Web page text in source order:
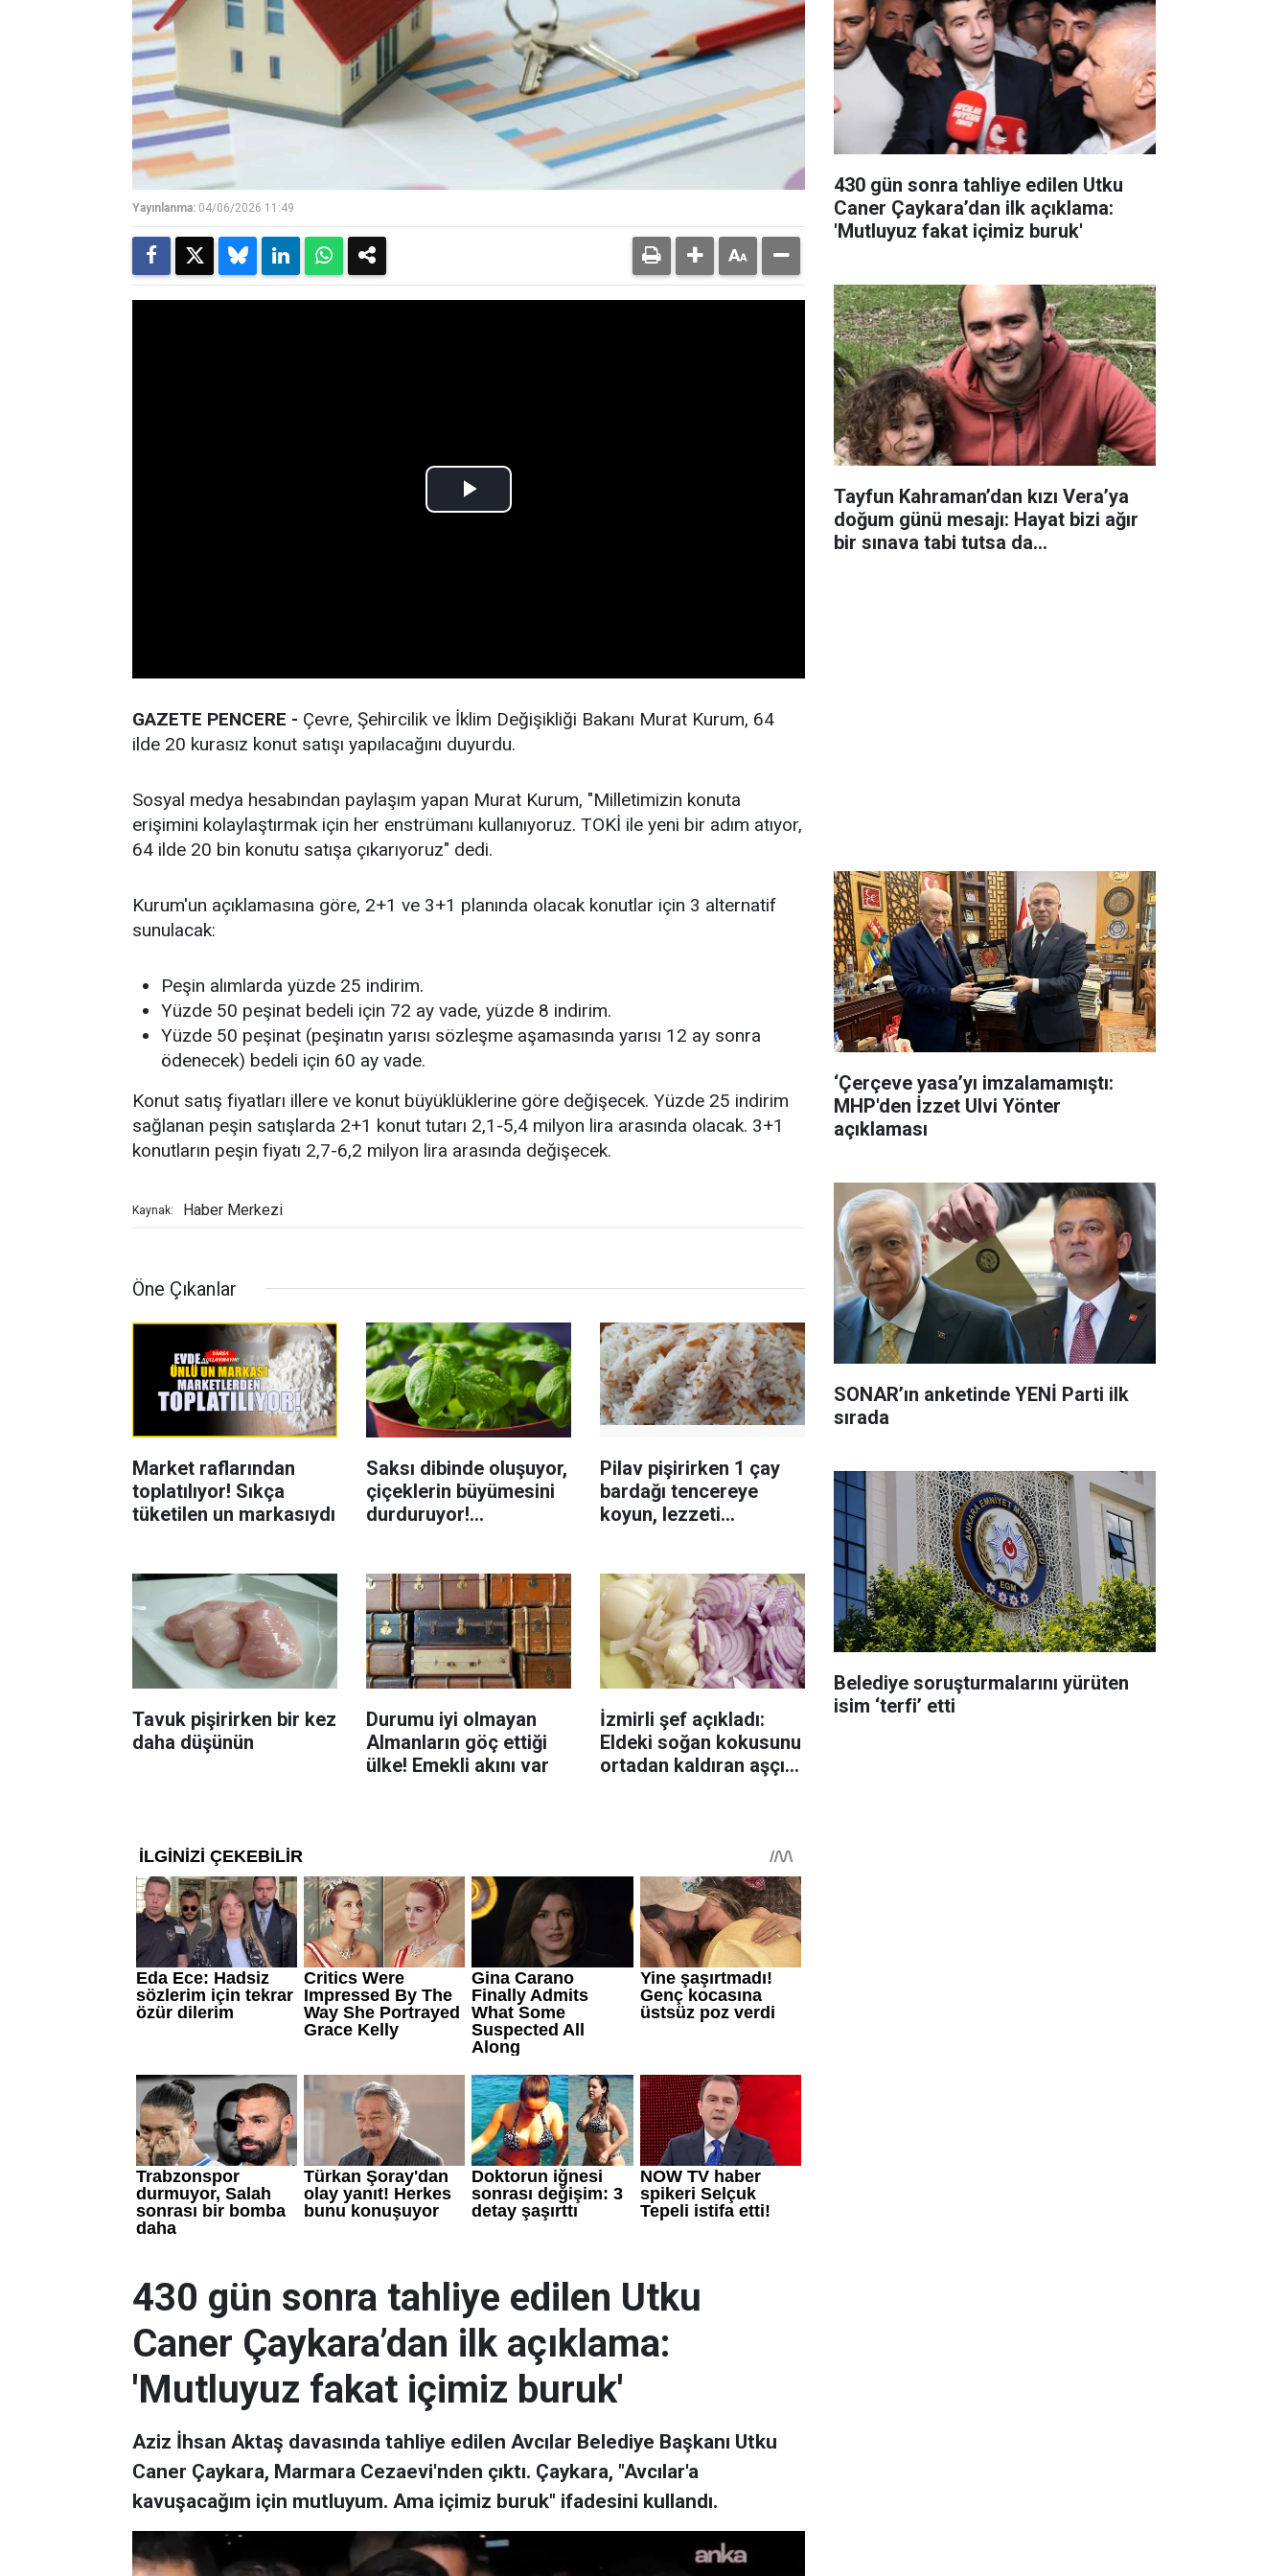
Yayınlanma: 04/06/2026 11:49
GAZETE PENCERE - Çevre, Şehircilik ve İklim Değişikliği Bakanı Murat Kurum, 64
ilde 20 kurasız konut satışı yapılacağını duyurdu.
Sosyal medya hesabından paylaşım yapan Murat Kurum, "Milletimizin konuta
erişimini kolaylaştırmak için her enstrümanı kullanıyoruz. TOKİ ile yeni bir adım atıyor,
64 ilde 20 bin konutu satışa çıkarıyoruz" dedi.
Kurum'un açıklamasına göre, 2+1 ve 3+1 planında olacak konutlar için 3 alternatif
sunulacak:
Peşin alımlarda yüzde 25 indirim.
Yüzde 50 peşinat bedeli için 72 ay vade, yüzde 8 indirim.
Yüzde 50 peşinat (peşinatın yarısı sözleşme aşamasında yarısı 12 ay sonra
ödenecek) bedeli için 60 ay vade.
Konut satış fiyatları illere ve konut büyüklüklerine göre değişecek. Yüzde 25 indirim
sağlanan peşin satışlarda 2+1 konut tutarı 2,1-5,4 milyon lira arasında olacak. 3+1
konutların peşin fiyatı 2,7-6,2 milyon lira arasında değişecek.
Kaynak: Haber Merkezi
Öne Çıkanlar
Market raflarından
toplatılıyor! Sıkça
tüketilen un markasıydı
Saksı dibinde oluşuyor,
çiçeklerin büyümesini
durduruyor!
Pilav pişirirken 1 çay
bardağı tencereye
koyun, lezzeti
Tavuk pişirirken bir kez
daha düşünün
Durumu iyi olmayan
Almanların göç ettiği
ülke! Emekli akını var
İzmirli şef açıkladı:
Eldeki soğan kokusunu
ortadan kaldıran aşçı
430 gün sonra tahliye edilen Utku
Caner Çaykara’dan ilk açıklama:
'Mutluyuz fakat içimiz buruk'
Tayfun Kahraman’dan kızı Vera’ya
doğum günü mesajı: Hayat bizi ağır
bir sınava tabi tutsa da...
‘Çerçeve yasa’yı imzalamamıştı:
MHP'den İzzet Ulvi Yönter
açıklaması
SONAR’ın anketinde YENİ Parti ilk
sırada
Belediye soruşturmalarını yürüten
isim ‘terfi’ etti
430 gün sonra tahliye edilen Utku
Caner Çaykara’dan ilk açıklama:
'Mutluyuz fakat içimiz buruk'
Aziz İhsan Aktaş davasında tahliye edilen Avcılar Belediye Başkanı Utku
Caner Çaykara, Marmara Cezaevi'nden çıktı. Çaykara, "Avcılar'a
kavuşacağım için mutluyum. Ama içimiz buruk" ifadesini kullandı.